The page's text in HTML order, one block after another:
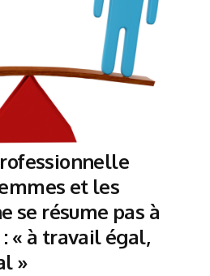
et les
se résume pas à
« à travail égal,
»